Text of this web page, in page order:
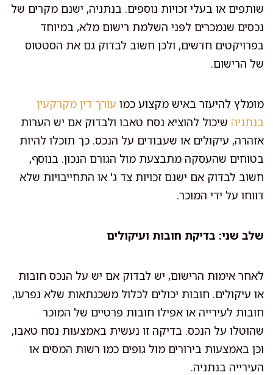
שותפים או בעלי זכויות נוספים. בנתניה, ישנם מקרים של
נכסים שנמכרים לפני השלמת רישום מלא, במיוחד
בפרויקטים חדשים, ולכן חשוב לבדוק גם את הסטטוס
של הרישום.
מומלץ להיעזר באיש מקצוע כמו עורך דין מקרקעין
בנתניה שיכול להוציא נסח טאבו ולבדוק אם יש הערות
אזהרה, עיקולים או שעבודים על הנכס. כך תוכלו להיות
בטוחים שהעסקה מתבצעת מול הגורם הנכון. בנוסף,
חשוב לבדוק אם ישנם זכויות צד ג' או התחייבויות שלא
דווחו על ידי המוכר.
שלב שני: בדיקת חובות ועיקולים
לאחר אימות הרישום, יש לבדוק אם יש על הנכס חובות
או עיקולים. חובות יכולים לכלול משכנתאות שלא נפרעו,
חובות לעירייה או אפילו חובות פרטיים של המוכר
שהוטלו על הנכס. בדיקה זו נעשית באמצעות נסח טאבו,
וכן באמצעות בירורים מול גופים כמו רשות המסים או
העירייה בנתניה.